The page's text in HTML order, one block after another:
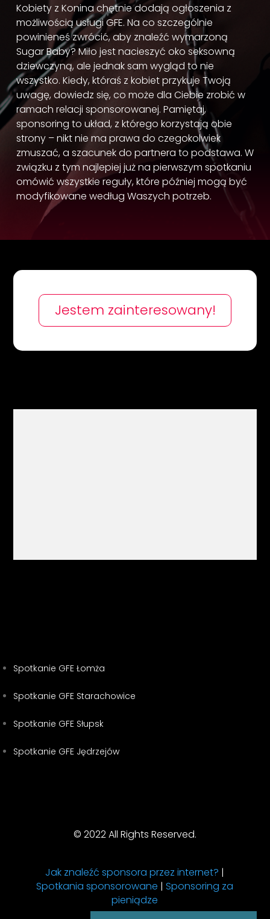
Kobiety z Konina chętnie dodają ogłoszenia z
możliwością usługi GFE. Na co szczególnie
powinieneś zwrócić, aby znaleźć wymarzoną
Sugar Baby? Miło jest nacieszyć oko seksowną
dziewczyną, ale jednak sam wygląd to nie
wszystko. Kiedy, któraś z kobiet przykuje Twoją
uwagę, dowiedz się, co może dla Ciebie zrobić w
ramach relacji sponsorowanej. Pamiętaj,
sponsoring to układ, z którego korzystają obie
strony – nikt nie ma prawa do czegokolwiek
zmuszać, a szacunek do partnera to podstawa. W
związku z tym najlepiej już na pierwszym spotkaniu
omówić wszystkie reguły, które później mogą być
modyfikowane według Waszych potrzeb.
Jestem zainteresowany!
Spotkanie GFE Łomża
Spotkanie GFE Starachowice
Spotkanie GFE Słupsk
Spotkanie GFE Jędrzejów
© 2022 All Rights Reserved.
Jak znaleźć sponsora przez internet? |
Spotkania sponsorowane |Sponsoring za
pieniądze